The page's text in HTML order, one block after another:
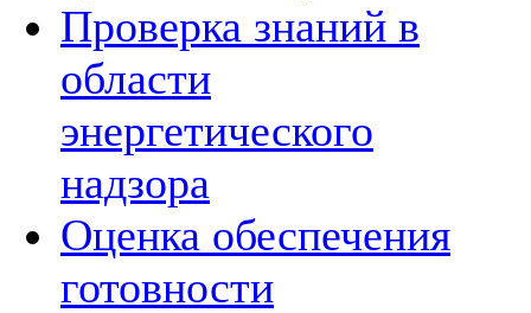
Проверка знаний в
области
энергетического
надзора
Оценка обеспечения
готовности